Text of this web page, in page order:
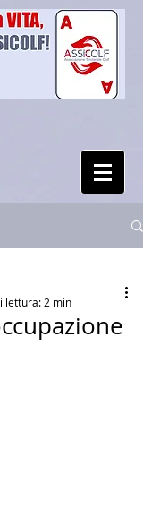
lettura: 2 min